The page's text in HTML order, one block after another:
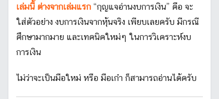
เล่มนี้ ต่างจากเล่มแรก “กุญแจอ่านงบการเงิน” คือ จะ
ใส่ตัวอย่าง งบการเงินจากหุ้นจริง เพียบเลยครับ มีกรณี
ศึกษามากมาย และเทคนิคใหม่ๆ ในการวิเคราะห์งบ
การเงิน
ไม่ว่าจะเป็นมือใหม่ หรือ มือเก๋า ก็สามารถอ่านได้ครับ